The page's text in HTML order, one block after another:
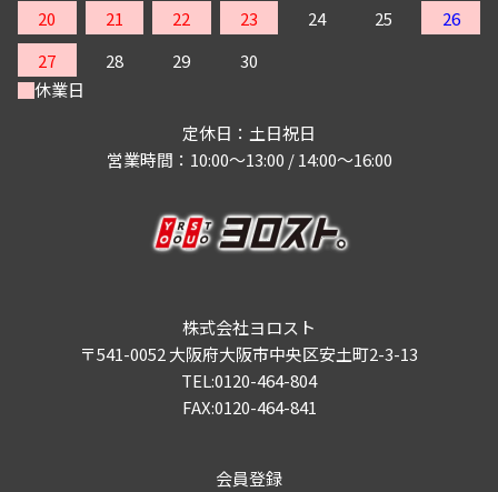
20
21 22 23 24 25
26
27
28 29
30
休業日
定休日：土日祝日
営業時間：10:00～13:00 / 14:00～16:00
株式会社ヨロスト
〒541-0052 大阪府大阪市中央区安土町2-3-13
TEL:0120-464-804
FAX:0120-464-841
会員登録